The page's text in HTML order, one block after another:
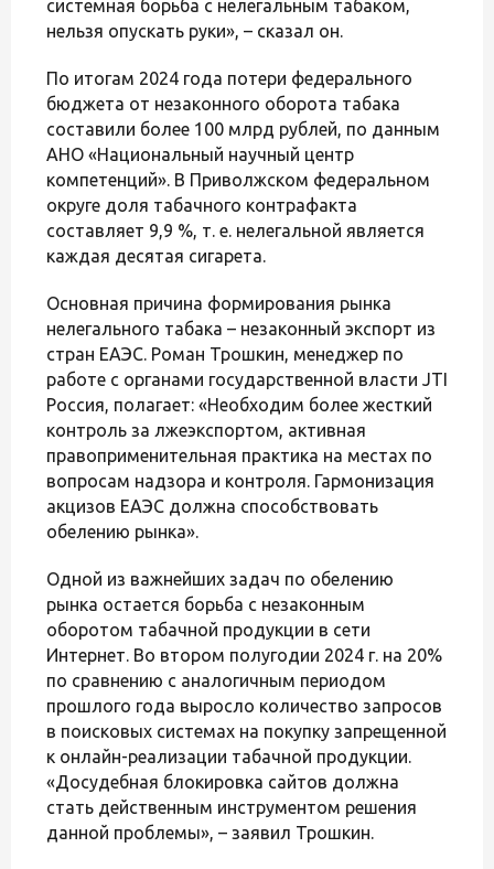
системная борьба с нелегальным табаком,
нельзя опускать руки», – сказал он.
По итогам 2024 года потери федерального
бюджета от незаконного оборота табака
составили более 100 млрд рублей, по данным
АНО «Национальный научный центр
компетенций». В Приволжском федеральном
округе доля табачного контрафакта
составляет 9,9 %, т. е. нелегальной является
каждая десятая сигарета.
Основная причина формирования рынка
нелегального табака – незаконный экспорт из
стран ЕАЭС. Роман Трошкин, менеджер по
работе с органами государственной власти JTI
Россия, полагает: «Необходим более жесткий
контроль за лжеэкспортом, активная
правоприменительная практика на местах по
вопросам надзора и контроля. Гармонизация
акцизов ЕАЭС должна способствовать
обелению рынка».
Одной из важнейших задач по обелению
рынка остается борьба с незаконным
оборотом табачной продукции в сети
Интернет. Во втором полугодии 2024 г. на 20%
по сравнению с аналогичным периодом
прошлого года выросло количество запросов
в поисковых системах на покупку запрещенной
к онлайн-реализации табачной продукции.
«Досудебная блокировка сайтов должна
стать действенным инструментом решения
данной проблемы», – заявил Трошкин.